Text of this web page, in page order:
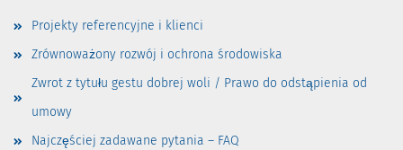
Projekty referencyjne i klienci
Zrównoważony rozwój i ochrona środowiska
Zwrot z tytułu gestu dobrej woli / Prawo do odstąpienia od
umowy
Najczęściej zadawane pytania – FAQ